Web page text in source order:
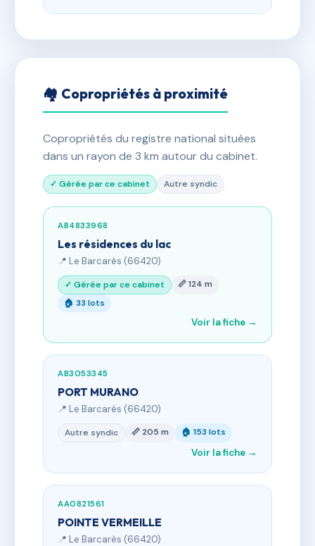
🏘 Copropriétés à proximité
Copropriétés du registre national situées
dans un rayon de 3 km autour du cabinet.
✓ Gérée par ce cabinet Autre syndic
AB4833968
Les résidences du lac
📍 Le Barcarès (66420)
✓ Gérée par ce cabinet
📏 124 m
🏠 33 lots
Voir la fiche →
AB3053345
PORT MURANO
📍 Le Barcarès (66420)
Autre syndic 📏 205 m 🏠 153 lots
Voir la fiche →
AA0821561
POINTE VERMEILLE
📍 Le Barcarès (66420)